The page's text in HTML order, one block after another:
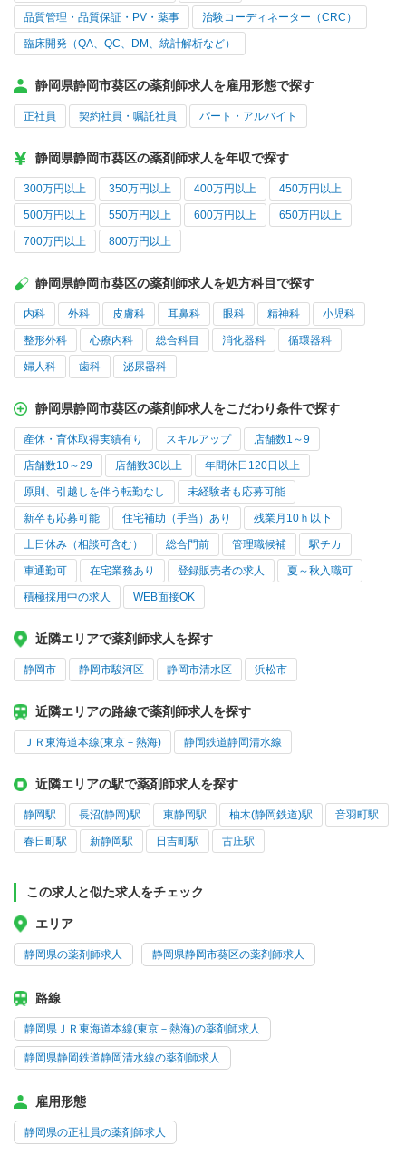
品質管理・品質保証・PV・薬事 治験コーディネーター（CRC）
臨床開発（QA、QC、DM、統計解析など）
静岡県静岡市葵区の薬剤師求人を雇用形態で探す
正社員 契約社員・嘱託社員 パート・アルバイト
静岡県静岡市葵区の薬剤師求人を年収で探す
300万円以上 350万円以上 400万円以上 450万円以上
500万円以上 550万円以上 600万円以上 650万円以上
700万円以上 800万円以上
静岡県静岡市葵区の薬剤師求人を処方科目で探す
内科 外科 皮膚科 耳鼻科 眼科 精神科 小児科
整形外科 心療内科 総合科目 消化器科 循環器科
婦人科 歯科 泌尿器科
静岡県静岡市葵区の薬剤師求人をこだわり条件で探す
産休・育休取得実績有り スキルアップ 店舗数1～9
店舗数10～29 店舗数30以上 年間休日120日以上
原則、引越しを伴う転勤なし 未経験者も応募可能
新卒も応募可能 住宅補助（手当）あり 残業月10ｈ以下
土日休み（相談可含む） 総合門前 管理職候補 駅チカ
車通勤可 在宅業務あり 登録販売者の求人 夏～秋入職可
積極採用中の求人 WEB面接OK
近隣エリアで薬剤師求人を探す
静岡市 静岡市駿河区 静岡市清水区 浜松市
近隣エリアの路線で薬剤師求人を探す
ＪＲ東海道本線(東京－熱海) 静岡鉄道静岡清水線
近隣エリアの駅で薬剤師求人を探す
静岡駅 長沼(静岡)駅 東静岡駅 柚木(静岡鉄道)駅 音羽町駅
春日町駅 新静岡駅 日吉町駅 古庄駅
この求人と似た求人をチェック
エリア
静岡県の薬剤師求人 静岡県静岡市葵区の薬剤師求人
路線
静岡県ＪＲ東海道本線(東京－熱海)の薬剤師求人
静岡県静岡鉄道静岡清水線の薬剤師求人
雇用形態
静岡県の正社員の薬剤師求人